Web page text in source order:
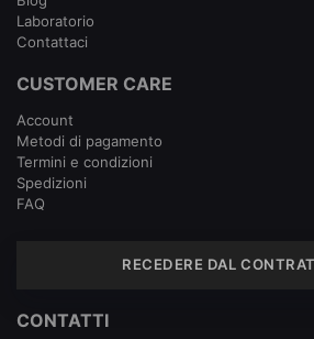
Laboratorio
Contattaci
CUSTOMER CARE
Account
Metodi di pagamento
Termini e condizioni
Spedizioni
FAQ
RECEDERE DAL
CONTATTI